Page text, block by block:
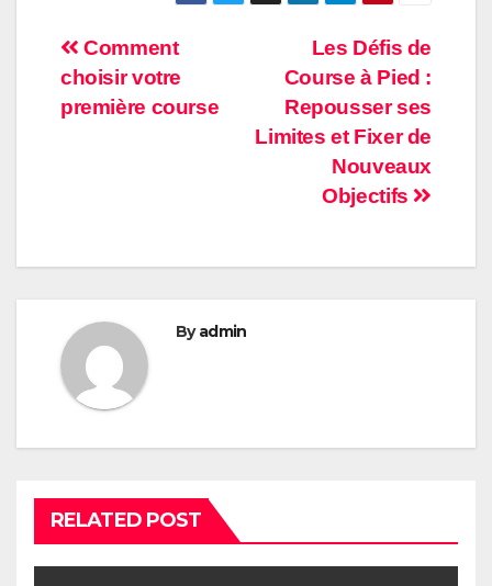
Post
navigation
Les Défis de
Course à Pied :
Repousser ses
Limites et Fixer de
Nouveaux
Objectifs
Comment
choisir votre
première course
Byadmin
RELATED POST